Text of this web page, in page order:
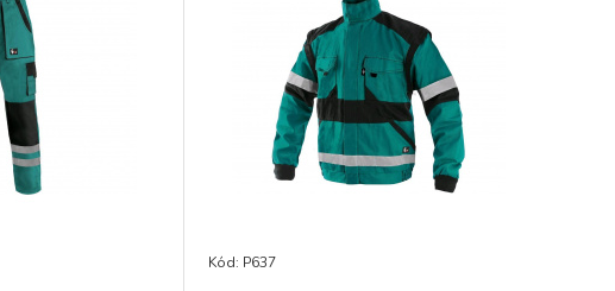
Kód: P637